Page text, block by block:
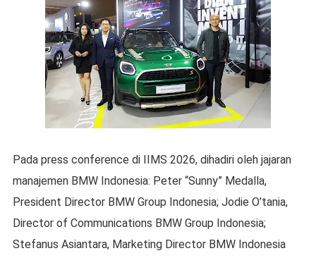
Pada press conference di IIMS 2026, dihadiri oleh jajaran
manajemen BMW Indonesia: Peter “Sunny” Medalla,
President Director BMW Group Indonesia; Jodie O’tania,
Director of Communications BMW Group Indonesia;
Stefanus Asiantara, Marketing Director BMW Indonesia